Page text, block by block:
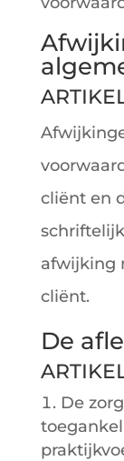
cliënt en
afwijking
cliënt.
De
De